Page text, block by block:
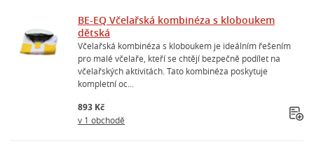
BE-EQ Včelařská kombinéza s kloboukem
dětská
Včelařská kombinéza s kloboukem je ideálním řešením
pro malé včelaře, kteří se chtějí bezpečně podílet na
včelařských aktivitách. Tato kombinéza poskytuje
kompletní oc...
893 Kč
v 1 obchodě